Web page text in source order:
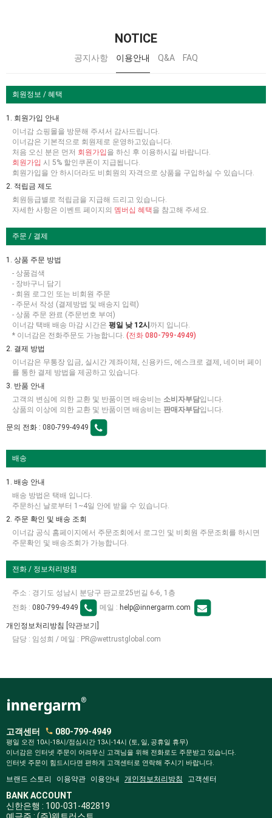
NOTICE
공지사항 이용안내 Q&A FAQ
회원정보 / 혜택
1. 회원가입 안내
이너감 쇼핑몰을 방문해 주셔서 감사드립니다.
이너감은 기본적으로 회원제로 운영하고있습니다.
처음 오신 분은 먼저 회원가입 을 하신 후 이용하시길 바랍니다.
회원가입 시 5% 할인쿠폰이 지급됩니다.
회원가입을 안 하시더라도 비회원의 자격으로 상품을 구입하실 수 있습니다.
2. 적립금 제도
회원등급별로 적립금을 지급해 드리고 있습니다.
자세한 사항은 이벤트 페이지의 멤버십 혜택을 참고해 주세요.
주문 / 결제
1. 상품 주문 방법
- 상품검색
- 장바구니 담기
- 회원 로그인 또는 비회원 주문
- 주문서 작성 (결제방법 및 배송지 입력)
- 상품 주문 완료 (주문번호 부여)
이너감 택배 배송 마감 시간은 평일 낮 12시 까지 입니다.
* 이너감은 전화주문도 가능합니다. (전화 080-799-4949)
2. 결제 방법
이너감은 무통장 입금, 실시간 계좌이체, 신용카드, 에스크로 결제, 네이버 페이
를 통한 결제 방법을 제공하고 있습니다.
3. 반품 안내
고객의 변심에 의한 교환 및 반품이면 배송비는 소비자부담입니다.
상품의 이상에 의한 교환 및 반품이면 배송비는 판매자부담입니다.
문의 전화 : 080-799-4949
배송
1. 배송 안내
배송 방법은 택배 입니다.
주문하신 날로부터 1~4일 안에 받을 수 있습니다.
2. 주문 확인 및 배송 조회
이너감 공식 홈페이지에서 주문조회에서 로그인 및 비회원 주문조회를 하시면
주문확인 및 배송조회가 가능합니다.
전화 / 정보처리방침
주소 : 경기도 성남시 분당구 판교로25번길 6-6, 1층
전화 : 080-799-4949 메일 : help@innergarm.com
개인정보처리방침
[약관보기]
담당 : 임성희 / 메일 : PR@wettrustglobal.com
고객센터 080-799-4949
평일 오전 10시-18시/점심시간 13시-14시 (토, 일, 공휴일 휴무)
이너감은 인터넷 주문이 어려우신 고객님을 위해 전화로도 주문받고 있습니다.
인터넷 주문이 힘드시다면 편하게 고객센터로 연락해 주시기 바랍니다.
브랜드 스토리 이용약관 이용안내 개인정보처리방침 고객센터
BANK ACCOUNT
신한은행 : 100-031-482819